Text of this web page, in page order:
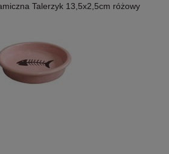
Talerzyk 13,5x2,5cm różowy